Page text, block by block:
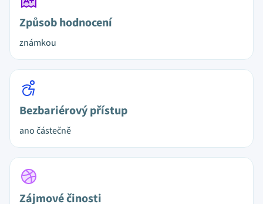
Způsob hodnocení
známkou
Bezbariérový přístup
ano částečně
Zájmové činosti